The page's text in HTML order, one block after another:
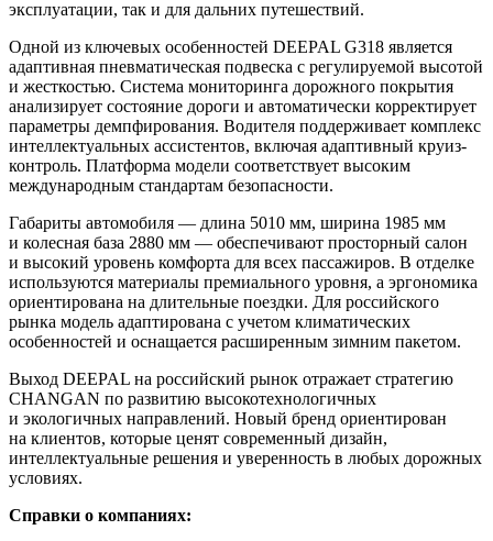
эксплуатации, так и для дальних путешествий.
Одной из ключевых особенностей DEEPAL G318 является
адаптивная пневматическая подвеска с регулируемой высотой
и жесткостью. Система мониторинга дорожного покрытия
анализирует состояние дороги и автоматически корректирует
параметры демпфирования. Водителя поддерживает комплекс
интеллектуальных ассистентов, включая адаптивный круиз-
контроль. Платформа модели соответствует высоким
международным стандартам безопасности.
Габариты автомобиля — длина 5010 мм, ширина 1985 мм
и колесная база 2880 мм — обеспечивают просторный салон
и высокий уровень комфорта для всех пассажиров. В отделке
используются материалы премиального уровня, а эргономика
ориентирована на длительные поездки. Для российского
рынка модель адаптирована с учетом климатических
особенностей и оснащается расширенным зимним пакетом.
Выход DEEPAL на российский рынок отражает стратегию
CHANGAN по развитию высокотехнологичных
и экологичных направлений. Новый бренд ориентирован
на клиентов, которые ценят современный дизайн,
интеллектуальные решения и уверенность в любых дорожных
условиях.
Справки о компаниях: